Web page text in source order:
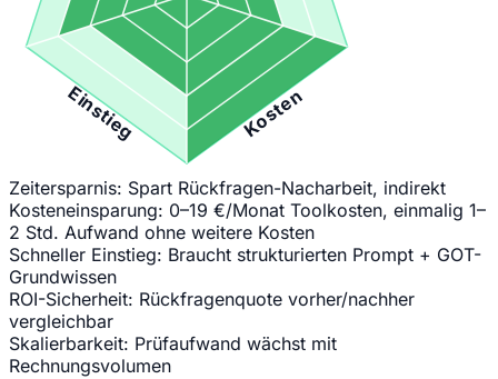
Kosten
Einstieg
Zeitersparnis: Spart Rückfragen-Nacharbeit, indirekt
Kosteneinsparung: 0–19 €/Monat Toolkosten, einmalig 1–
2 Std. Aufwand ohne weitere Kosten
Schneller Einstieg: Braucht strukturierten Prompt + GOT-
Grundwissen
ROI-Sicherheit: Rückfragenquote vorher/nachher
vergleichbar
Skalierbarkeit: Prüfaufwand wächst mit
Rechnungsvolumen